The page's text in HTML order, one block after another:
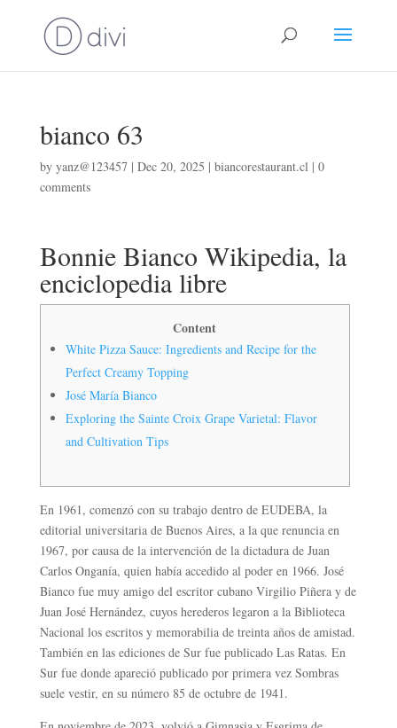
bianco 63
by yanz@123457| Dec 20, 2025 | biancorestaurant.cl| 0
comments
Bonnie Bianco Wikipedia, la
enciclopedia libre
Content
White Pizza Sauce: Ingredients and Recipe for the
Perfect Creamy Topping
José María Bianco
Exploring the Sainte Croix Grape Varietal: Flavor
and Cultivation Tips
En 1961, comenzó con su trabajo dentro de EUDEBA, la
editorial universitaria de Buenos Aires, a la que renuncia en
1967, por causa de la intervención de la dictadura de Juan
Carlos Onganía, quien había accedido al poder en 1966.​ José
Bianco fue muy amigo del escritor cubano Virgilio Piñera y de
Juan José Hernández, cuyos herederos legaron a la Biblioteca
Nacional los escritos y memorabilia de treinta años de amistad.​
También en las ediciones de Sur fue publicado Las Ratas. En
Sur fue donde apareció publicado por primera vez Sombras
suele vestir, en su número 85 de octubre de 1941.